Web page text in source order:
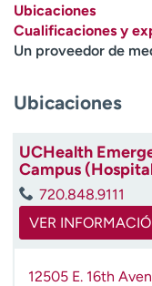
comunicación
Contáctenos
y
m
e
Ubicaciones
Cualificaciones y
Un proveedor de
Ubicaciones
UCHealth
Campus
720.848.9111
VER
12505 E. 16th